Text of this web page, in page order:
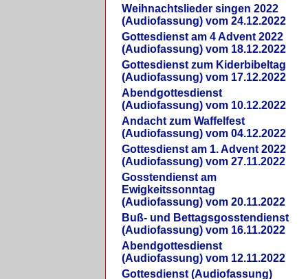
Weihnachtslieder singen 2022
(Audiofassung) vom 24.12.2022
Gottesdienst am 4 Advent 2022
(Audiofassung) vom 18.12.2022
Gottesdienst zum Kiderbibeltag
(Audiofassung) vom 17.12.2022
Abendgottesdienst
(Audiofassung) vom 10.12.2022
Andacht zum Waffelfest
(Audiofassung) vom 04.12.2022
Gottesdienst am 1. Advent 2022
(Audiofassung) vom 27.11.2022
Gosstendienst am
Ewigkeitssonntag
(Audiofassung) vom 20.11.2022
Buß- und Bettagsgosstendienst
(Audiofassung) vom 16.11.2022
Abendgottesdienst
(Audiofassung) vom 12.11.2022
Gottesdienst (Audiofassung)